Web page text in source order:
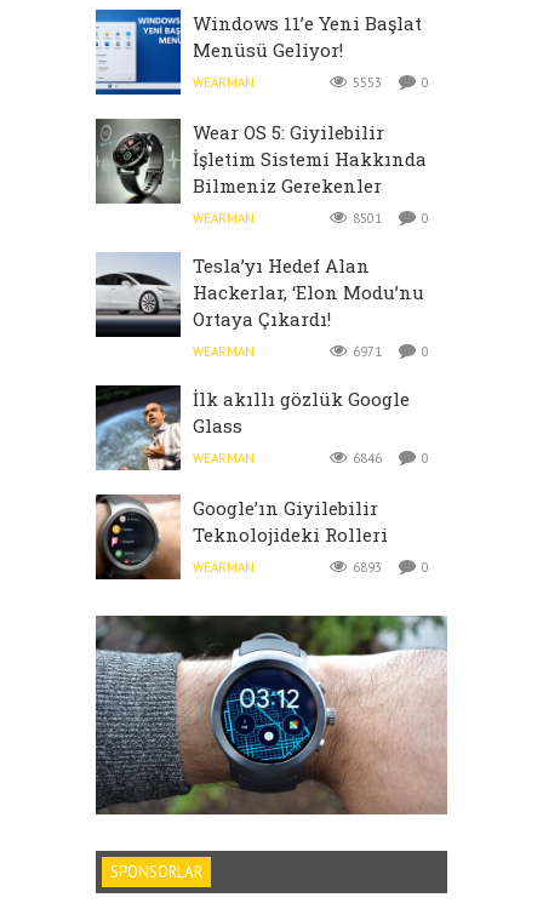
Windows 11’e Yeni Başlat
Menüsü Geliyor!
WEARMAN 5553 0
Wear OS 5: Giyilebilir
İşletim Sistemi Hakkında
Bilmeniz Gerekenler
WEARMAN 8501 0
Tesla’yı Hedef Alan
Hackerlar, ‘Elon Modu’nu
Ortaya Çıkardı!
WEARMAN 6971 0
İlk akıllı gözlük Google
Glass
WEARMAN 6846 0
Google’ın Giyilebilir
Teknolojideki Rolleri
WEARMAN 6893 0
SPONSORLAR